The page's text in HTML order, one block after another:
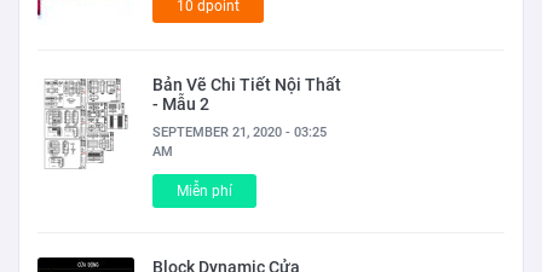
10 dpoint
Bản Vẽ Chi Tiết Nội Thất
- Mẫu 2
SEPTEMBER 21, 2020 - 03:25
AM
Miễn phí
Block Dynamic Cửa